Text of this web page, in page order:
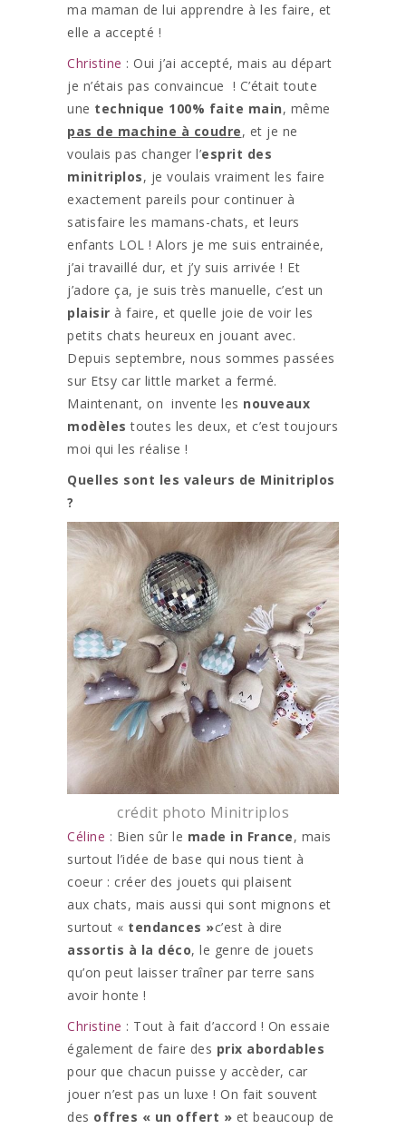
ma maman de lui apprendre à les faire, et
elle a accepté !
Christine : Oui j’ai accepté, mais au départ
je n’étais pas convaincue ! C’était toute
une technique 100% faite main, même
pas de machine à coudre, et je ne
voulais pas changer l’esprit des
minitriplos, je voulais vraiment les faire
exactement pareils pour continuer à
satisfaire les mamans-chats, et leurs
enfants LOL ! Alors je me suis entrainée,
j’ai travaillé dur, et j’y suis arrivée ! Et
j’adore ça, je suis très manuelle, c’est un
plaisir à faire, et quelle joie de voir les
petits chats heureux en jouant avec.
Depuis septembre, nous sommes passées
sur Etsy car little market a fermé.
Maintenant, on invente les nouveaux
modèles toutes les deux, et c’est toujours
moi qui les réalise !
Quelles sont les valeurs de Minitriplos
?
crédit photo Minitriplos
Céline : Bien sûr le made in France, mais
surtout l’idée de base qui nous tient à
coeur : créer des jouets qui plaisent
aux chats, mais aussi qui sont mignons et
surtout « tendances »c’est à dire
assortis à la déco, le genre de jouets
qu’on peut laisser traîner par terre sans
avoir honte !
Christine : Tout à fait d’accord ! On essaie
également de faire des prix abordables
pour que chacun puisse y accèder, car
jouer n’est pas un luxe ! On fait souvent
des offres « un offert » et beaucoup de